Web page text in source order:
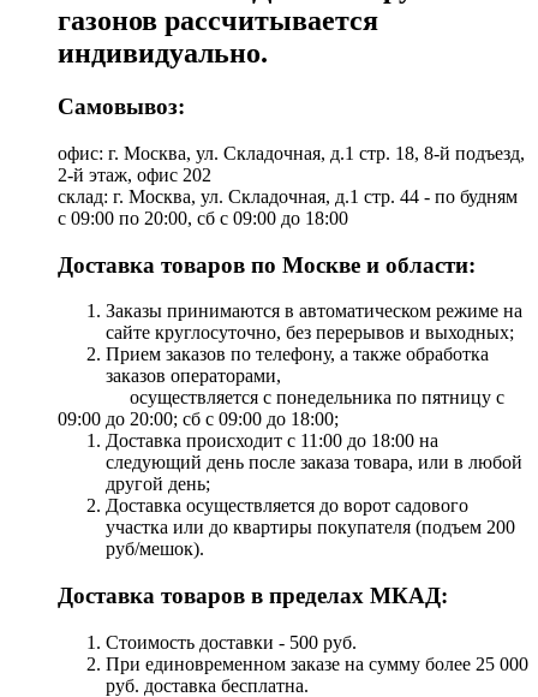
газонов рассчитывается
индивидуально.
Самовывоз:
офис: г. Москва, ул. Складочная, д.1 стр. 18, 8-й подъезд,
2-й этаж, офис 202
склад: г. Москва, ул. Складочная, д.1 стр. 44 - по будням
с 09:00 по 20:00, сб с 09:00 до 18:00
Доставка товаров по Москве и области:
Заказы принимаются в автоматическом режиме на
сайте круглосуточно, без перерывов и выходных;
Прием заказов по телефону, а также обработка
заказов операторами,
осуществляется с понедельника по пятницу с
09:00 до 20:00; сб с 09:00 до 18:00;
Доставка происходит с 11:00 до 18:00 на
следующий день после заказа товара, или в любой
другой день;
Доставка осуществляется до ворот садового
участка или до квартиры покупателя (подъем 200
руб/мешок).
Доставка товаров в пределах МКАД:
Стоимость доставки - 500 руб.
При единовременном заказе на сумму более 25 000
руб. доставка бесплатна.